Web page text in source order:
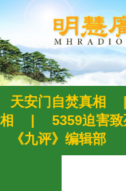
天安门自焚真相
相
5359迫害致
《九评》编辑部